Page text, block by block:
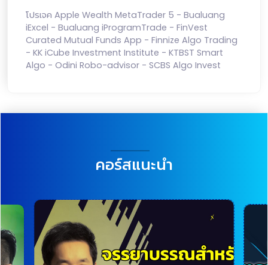
โปรเจค Apple Wealth MetaTrader 5 - Bualuang
iExcel - Bualuang iProgramTrade - FinVest
Curated Mutual Funds App - Finnize Algo Trading
- KK iCube Investment Institute - KTBST Smart
Algo - Odini Robo-advisor - SCBS Algo Invest
คอร์สแนะนำ